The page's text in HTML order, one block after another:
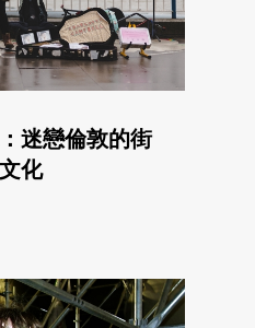
迷戀倫敦的街
化